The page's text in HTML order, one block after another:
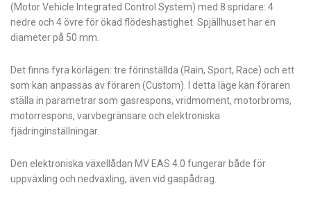
(Motor Vehicle Integrated Control System) med 8 spridare: 4
nedre och 4 övre för ökad flödeshastighet. Spjällhuset har en
diameter på 50 mm.
Det finns fyra körlägen: tre förinställda (Rain, Sport, Race) och ett
som kan anpassas av föraren (Custom). I detta läge kan föraren
ställa in parametrar som gasrespons, vridmoment, motorbroms,
motorrespons, varvbegränsare och elektroniska
fjädringinställningar.
Den elektroniska växellådan MV EAS 4.0 fungerar både för
uppväxling och nedväxling, även vid gaspådrag.